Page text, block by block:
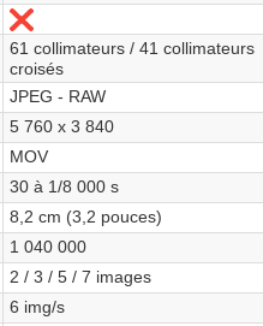
Non
61 collimateurs / 41 collimateurs
croisés
JPEG - RAW
5 760 x 3 840
MOV
30 à 1/8 000 s
8,2 cm (3,2 pouces)
1 040 000
2 / 3 / 5 / 7 images
6 img/s